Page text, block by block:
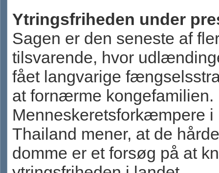
Ytringsfriheden under
Sagen er den seneste af
tilsvarende, hvor
fået langvarige
at fornærme kongefamilien.
Menneskeretsforkæmpere i
Thailand mener, at de hårde
domme er et forsøg på at